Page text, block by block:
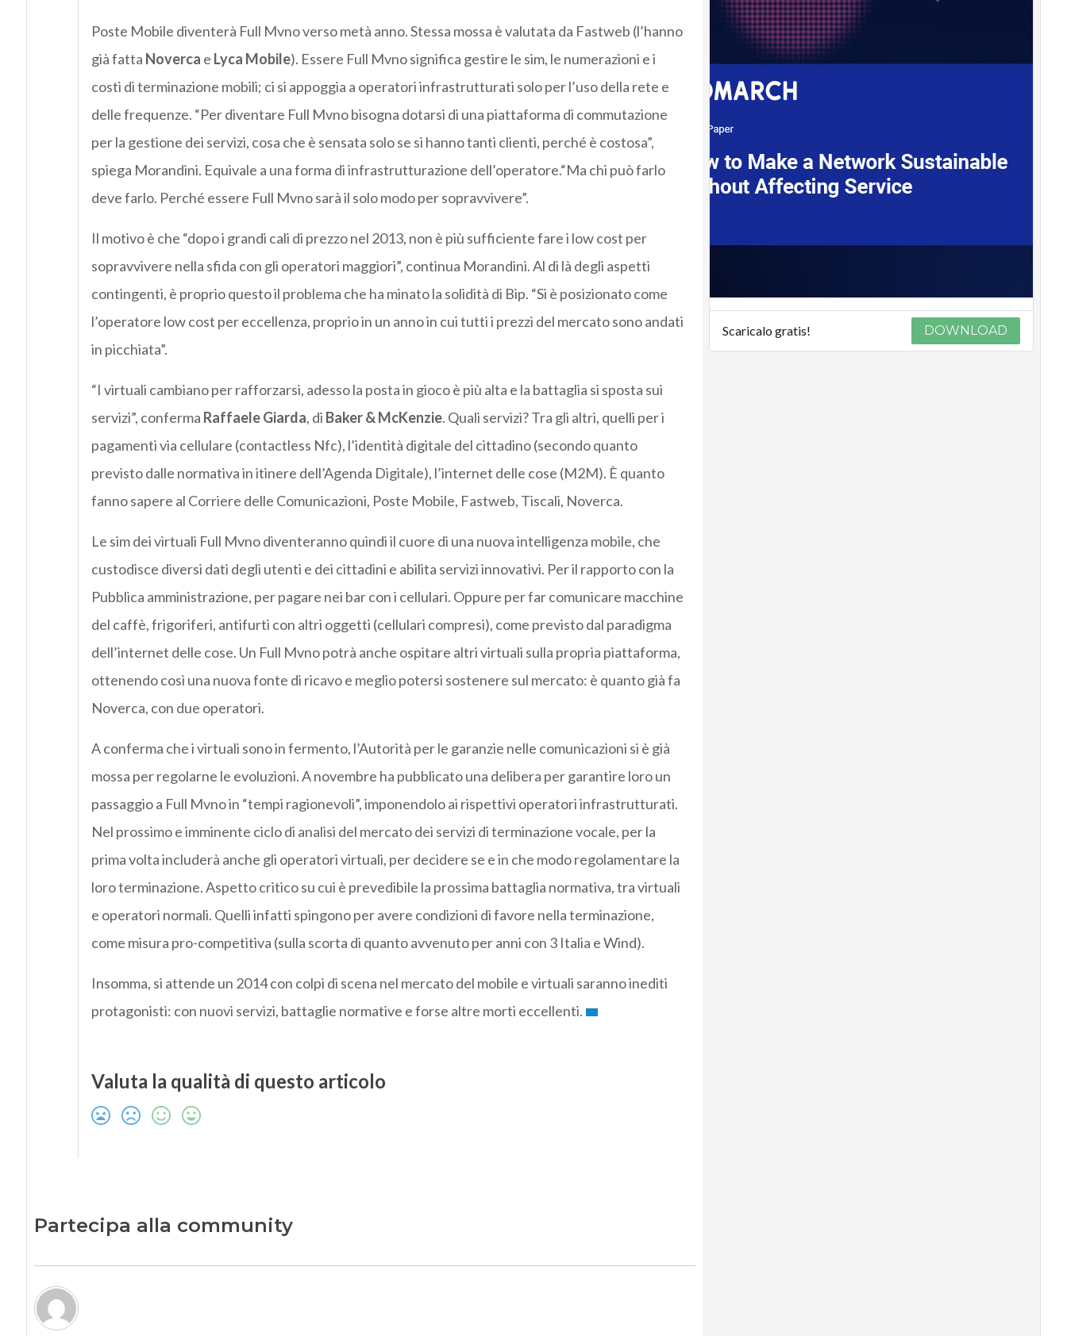
Poste Mobile diventerà Full Mvno verso metà anno. Stessa mossa è valutata da Fastweb (l’hanno
già fatta Noverca e Lyca Mobile). Essere Full Mvno significa gestire le sim, le numerazioni e i
costi di terminazione mobili; ci si appoggia a operatori infrastrutturati solo per l’uso della rete e
delle frequenze. “Per diventare Full Mvno bisogna dotarsi di una piattaforma di commutazione
per la gestione dei servizi, cosa che è sensata solo se si hanno tanti clienti, perché è costosa”,
spiega Morandini. Equivale a una forma di infrastrutturazione dell’operatore.“Ma chi può farlo
deve farlo. Perché essere Full Mvno sarà il solo modo per sopravvivere”.
Il motivo è che “dopo i grandi cali di prezzo nel 2013, non è più sufficiente fare i low cost per
sopravvivere nella sfida con gli operatori maggiori”, continua Morandini. Al di là degli aspetti
contingenti, è proprio questo il problema che ha minato la solidità di Bip. “Si è posizionato come
l’operatore low cost per eccellenza, proprio in un anno in cui tutti i prezzi del mercato sono andati
in picchiata”.
“I virtuali cambiano per rafforzarsi, adesso la posta in gioco è più alta e la battaglia si sposta sui
servizi”, conferma Raffaele Giarda, di Baker & McKenzie. Quali servizi? Tra gli altri, quelli per i
pagamenti via cellulare (contactless Nfc), l’identità digitale del cittadino (secondo quanto
previsto dalle normativa in itinere dell’Agenda Digitale), l’internet delle cose (M2M). È quanto
fanno sapere al Corriere delle Comunicazioni, Poste Mobile, Fastweb, Tiscali, Noverca.
Le sim dei virtuali Full Mvno diventeranno quindi il cuore di una nuova intelligenza mobile, che
custodisce diversi dati degli utenti e dei cittadini e abilita servizi innovativi. Per il rapporto con la
Pubblica amministrazione, per pagare nei bar con i cellulari. Oppure per far comunicare macchine
del caffè, frigoriferi, antifurti con altri oggetti (cellulari compresi), come previsto dal paradigma
dell’internet delle cose. Un Full Mvno potrà anche ospitare altri virtuali sulla propria piattaforma,
ottenendo così una nuova fonte di ricavo e meglio potersi sostenere sul mercato: è quanto già fa
Noverca, con due operatori.
A conferma che i virtuali sono in fermento, l’Autorità per le garanzie nelle comunicazioni si è già
mossa per regolarne le evoluzioni. A novembre ha pubblicato una delibera per garantire loro un
passaggio a Full Mvno in “tempi ragionevoli”, imponendolo ai rispettivi operatori infrastrutturati.
Nel prossimo e imminente ciclo di analisi del mercato dei servizi di terminazione vocale, per la
prima volta includerà anche gli operatori virtuali, per decidere se e in che modo regolamentare la
loro terminazione. Aspetto critico su cui è prevedibile la prossima battaglia normativa, tra virtuali
e operatori normali. Quelli infatti spingono per avere condizioni di favore nella terminazione,
come misura pro-competitiva (sulla scorta di quanto avvenuto per anni con 3 Italia e Wind).
Insomma, si attende un 2014 con colpi di scena nel mercato del mobile e virtuali saranno inediti
protagonisti: con nuovi servizi, battaglie normative e forse altre morti eccellenti.
Valuta la qualità di questo articolo
Partecipa alla community
Scaricalo gratis! DOWNLOAD